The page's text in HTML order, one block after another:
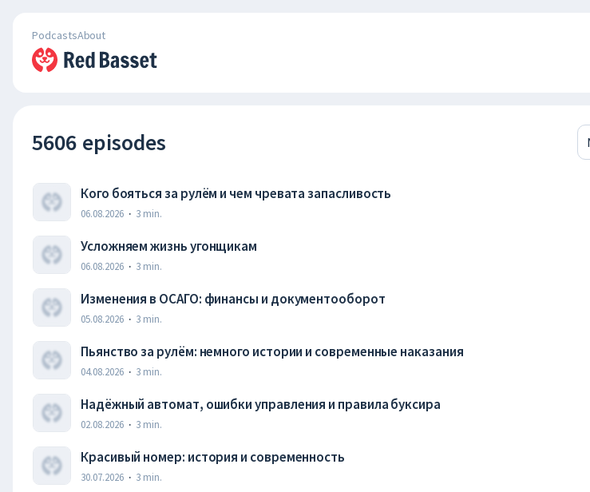
PodcastsAbout
5606 episodes
Кого бояться за рулём и чем чревата запасливость
06.08.2026 · 3 min.
Усложняем жизнь угонщикам
06.08.2026 · 3 min.
Изменения в ОСАГО: финансы и документооборот
05.08.2026 · 3 min.
Пьянство за рулём: немного истории и современные наказания
04.08.2026 · 3 min.
Надёжный автомат, ошибки управления и правила буксира
02.08.2026 · 3 min.
Красивый номер: история и современность
30.07.2026 · 3 min.